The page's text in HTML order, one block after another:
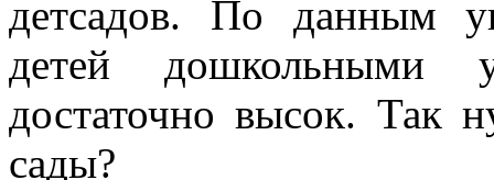
детсадов. По данным
детей дошкольными
достаточно высок. Так
сады?